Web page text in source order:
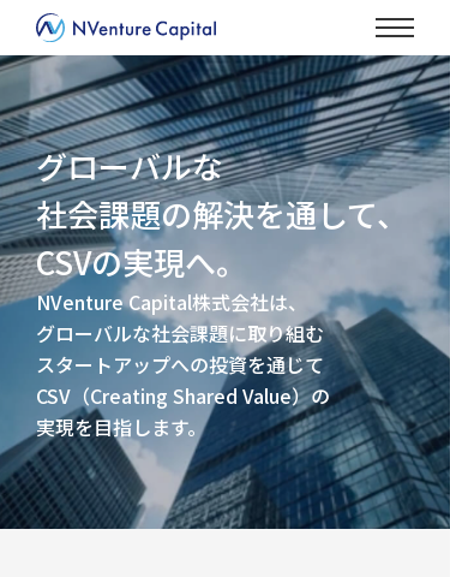
グローバルな
社会課題の解決を通して、
CSVの実現へ。
NVenture Capital株式会社は、
グローバルな社会課題に取り組む
スタートアップへの投資を通じて
CSV（Creating Shared Value）の
実現を目指します。